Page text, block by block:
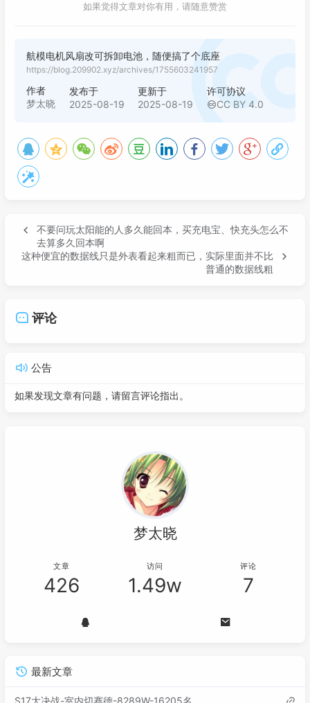
如果觉得文章对你有用，请随意赞赏
航模电机风扇改可拆卸电池，随便搞了个底座
https://blog.209902.xyz/archives/1755603241957
作者
梦太晓
发布于
2025-08-19
更新于
2025-08-19
许可协议
CC BY 4.0
不要问玩太阳能的人多久能回本，买充电宝、快充头怎么不
去算多久回本啊
这种便宜的数据线只是外表看起来粗而已，实际里面并不比
普通的数据线粗
评论
公告
如果发现文章有问题，请留言评论指出。
梦太晓
文章
426
访问
1.49w
评论
7
最新文章
S17大决战-室内切赛德-8289W-16205名